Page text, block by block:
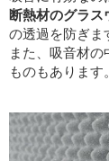
断熱材のグラ
の透過を防ぎま
また、吸音材
ものもあります。